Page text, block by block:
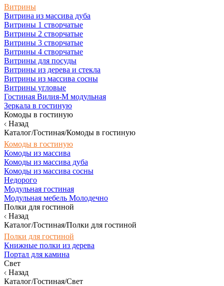
Витрины
Витрина из массива дуба
Витрины 1 створчатые
Витрины 2 створчатые
Витрины 3 створчатые
Витрины 4 створчатые
Витрины для посуды
Витрины из дерева и стекла
Витрины из массива сосны
Витрины угловые
Гостиная Вилия-М модульная
Зеркала в гостиную
Комоды в гостиную
Назад
Каталог/Гостиная/Комоды в гостиную
Комоды в гостиную
Комоды из массива
Комоды из массива дуба
Комоды из массива сосны
Недорого
Модульная гостиная
Модульная мебель Молодечно
Полки для гостиной
Назад
Каталог/Гостиная/Полки для гостиной
Полки для гостиной
Книжные полки из дерева
Портал для камина
Свет
Назад
Каталог/Гостиная/Свет